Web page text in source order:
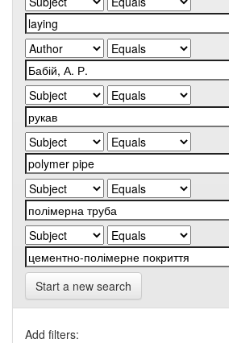
Start a new search
Add filters: